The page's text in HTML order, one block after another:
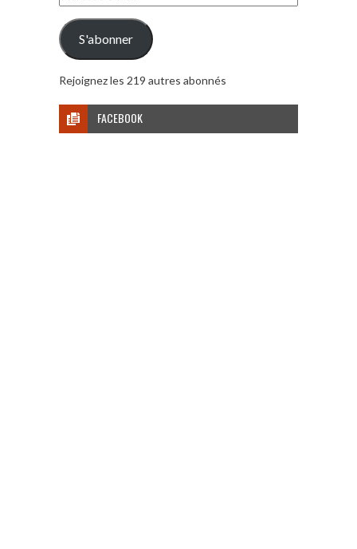
e-
mail
S'abonner
Rejoignez les 219 autres abonnés
FACEBOOK